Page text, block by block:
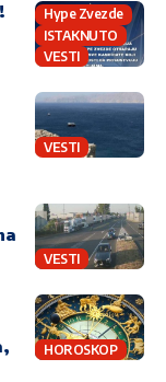
Hype Zvezde
ISTAKNUTO
VESTI
VESTI
VESTI
HOROSKOP